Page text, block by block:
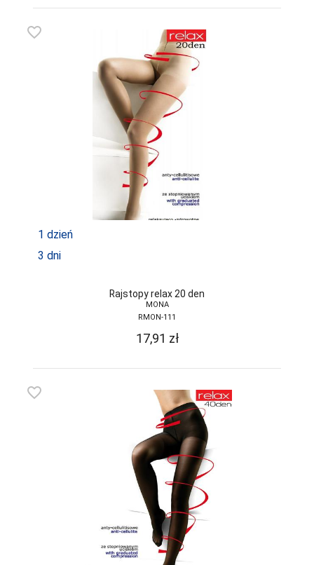
favorite_border
1 dzień
3 dni
Rajstopy relax 20 den
MONA
RMON-111
17,91 zł
favorite_border